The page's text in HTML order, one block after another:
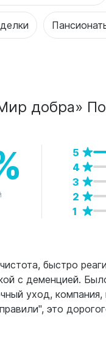
добра»
5
4
3
2
1
быстро
с деменцией.
уход, компания,
это